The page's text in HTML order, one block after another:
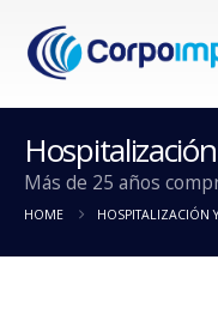
Más de 25 años
HOME HOSPITALIZACIÓN